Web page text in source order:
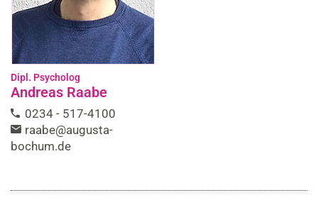
Dipl. Psycholog
Andreas Raabe
0234 - 517-4100
raabe@augusta-
bochum.de